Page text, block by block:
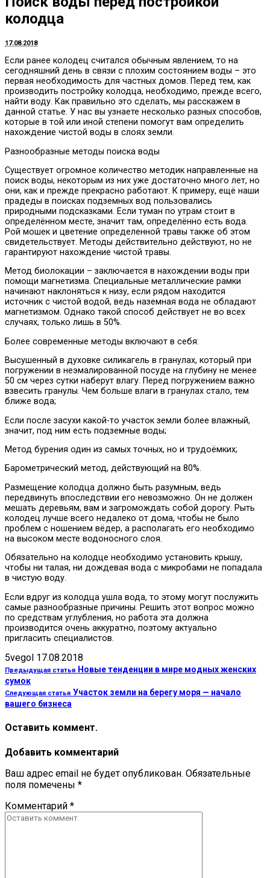
колодца
17.08.2018
Если ранее колодец считался обычным явлением, то на
сегодняшний день в связи с плохим состоянием воды – это
первая необходимость для частных домов. Перед тем, как
производить постройку колодца, необходимо, прежде всего,
найти воду. Как правильно это сделать, мы расскажем в
данной статье. У нас вы узнаете несколько разных способов,
которые в той или иной степени помогут вам определить
нахождение чистой воды в слоях земли.
Разнообразные методы поиска воды
Существует огромное количество методик направленные на
поиск воды, некоторым из них уже достаточно много лет, но
они, как и прежде прекрасно работают. К примеру, ещё наши
прадеды в поисках подземных вод пользовались
природными подсказками. Если туман по утрам стоит в
определённом месте, значит там, определённо есть вода.
Рой мошек и цветение определенной травы также об этом
свидетельствует. Методы действительно действуют, но не
гарантируют нахождение чистой травы.
Метод биолокации – заключается в нахождении воды при
помощи магнетизма. Специальные металлические рамки
начинают наклоняться к низу, если рядом находится
источник с чистой водой, ведь наземная вода не обладают
магнетизмом. Однако такой способ действует не во всех
случаях, только лишь в 50%.
Более современные методы включают в себя:
Высушенный в духовке силикагель в гранулах, который при
погружении в неэмалированной посуде на глубину не менее
50 см через сутки наберут влагу. Перед погружением важно
взвесить гранулы. Чем больше влаги в гранулах стало, тем
ближе вода;
Если после засухи какой-то участок земли более влажный,
значит, под ним есть подземные воды;
Метод бурения один из самых точных, но и трудоёмких;
Барометрический метод, действующий на 80%.
Размещение колодца должно быть разумным, ведь
передвинуть впоследствии его невозможно. Он не должен
мешать деревьям, вам и загромождать собой дорогу. Рыть
колодец лучше всего недалеко от дома, чтобы не было
проблем с ношением вёдер, а располагать его необходимо
на высоком месте водоносного слоя.
Обязательно на колодце необходимо установить крышу,
чтобы ни талая, ни дождевая вода с микробами не попадала
в чистую воду.
Если вдруг из колодца ушла вода, то этому могут послужить
самые разнообразные причины. Решить этот вопрос можно
по средствам углубления, но работа эта должна
производится очень аккуратно, поэтому актуально
пригласить специалистов.
5vegol 17.08.2018
Предыдущая статья Новые тенденции в мире модных женских
сумок
Следующая статья Участок земли на берегу моря — начало
вашего бизнеса
Оставить коммент.
Добавить комментарий
Ваш адрес email не будет опубликован. Обязательные
поля помечены *
Комментарий *